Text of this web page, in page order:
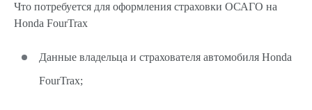
Что потребуется для оформления страховки ОСАГО на
Honda FourTrax
Данные владельца и страхователя автомобиля Honda
FourTrax;